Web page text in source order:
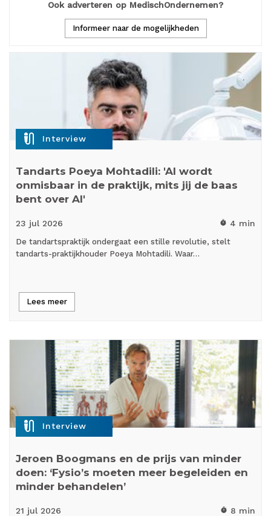
Ook adverteren op MedischOndernemen?
Informeer naar de mogelijkheden
mic_external_on Interview
Tandarts Poeya Mohtadili: 'AI wordt
onmisbaar in de praktijk, mits jij de baas
bent over AI'
23 jul 2026 timer 4 min
De tandartspraktijk ondergaat een stille revolutie, stelt
tandarts-praktijkhouder Poeya Mohtadili. Waar…
Lees meer
mic_external_on Interview
Jeroen Boogmans en de prijs van minder
doen: ‘Fysio’s moeten meer begeleiden en
minder behandelen’
21 jul 2026 timer 8 min